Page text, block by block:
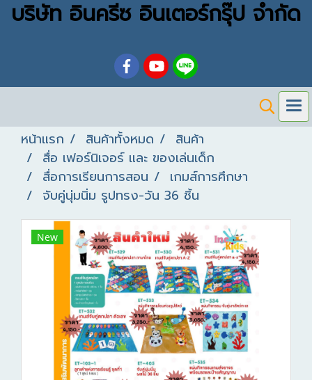
บริษัท อินครีซ อินเตอร์กรุ๊ป จำกัด
หน้าแรก สินค้าทั้งหมด
สินค้า
สื่อ เฟอร์นิเจอร์ และ ของเล่นเด็ก
สื่อการเรียนการสอน
เกมส์การศึกษา
จับคู่นุ่มนิ่ม รูปทรง-วัน 36 ชิ้น
New